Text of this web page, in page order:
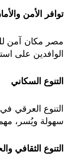
توافر الأمن
مصر مكان آمن
الوافدين على
التنوع السكاني
التنوع العرقي
سهولة ويُسر،
التنوع الثقافي